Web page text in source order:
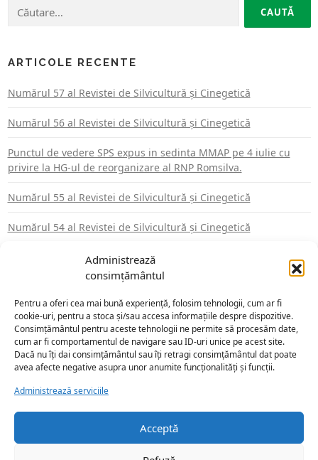
Administrează
consimțământul
Pentru a oferi cea mai bună experiență, folosim tehnologii, cum ar fi
cookie-uri, pentru a stoca și/sau accesa informațiile despre dispozitive.
Consimțământul pentru aceste tehnologii ne permite să procesăm date,
cum ar fi comportamentul de navigare sau ID-uri unice pe acest site.
Dacă nu îți dai consimțământul sau îți retragi consimțământul dat poate
avea afecte negative asupra unor anumite funcționalități și funcții.
Administrează serviciile
Acceptă
după:
ARTICOLE RECENTE
Numărul 57 al Revistei de Silvicultură şi Cinegetică
Numărul 56 al Revistei de Silvicultură şi Cinegetică
Punctul de vedere SPS expus in sedinta MMAP pe 4 iulie cu
privire la HG-ul de reorganizare al RNP Romsilva.
Numărul 55 al Revistei de Silvicultură şi Cinegetică
Numărul 54 al Revistei de Silvicultură şi Cinegetică
martie 2026
septembrie 2025
iulie 2025
mai 2025
martie 2025
februarie 2024
martie 2019
ianuarie 2017
martie 2016
ianuarie 2013